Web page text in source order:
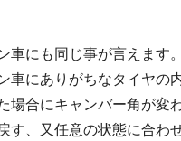
にも同じ事が言えます。
車にありがちなタイヤの
場合にキャンバー角が変
す、又任意の状態に合わ